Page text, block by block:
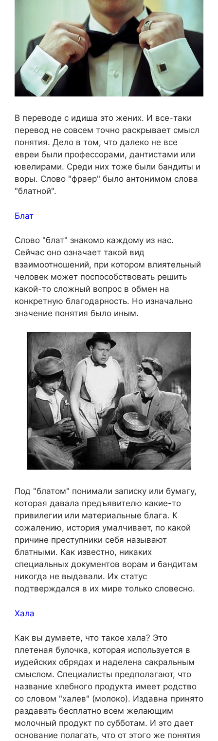
В переводе с идиша это жених. И все-таки
перевод не совсем точно раскрывает смысл
понятия. Дело в том, что далеко не все
евреи были профессорами, дантистами или
ювелирами. Среди них тоже были бандиты и
воры. Слово "фраер" было антонимом слова
"блатной".
Блат
Слово "блат" знакомо каждому из нас.
Сейчас оно означает такой вид
взаимоотношений, при котором влиятельный
человек может поспособствовать решить
какой-то сложный вопрос в обмен на
конкретную благодарность. Но изначально
значение понятия было иным.
Под "блатом" понимали записку или бумагу,
которая давала предъявителю какие-то
привилегии или материальные блага. К
сожалению, история умалчивает, по какой
причине преступники себя называют
блатными. Как известно, никаких
специальных документов ворам и бандитам
никогда не выдавали. Их статус
подтверждался в их мире только словесно.
Хала
Как вы думаете, что такое хала? Это
плетеная булочка, которая используется в
иудейских обрядах и наделена сакральным
смыслом. Специалисты предполагают, что
название хлебного продукта имеет родство
со словом "халев" (молоко). Издавна принято
раздавать бесплатно всем желающим
молочный продукт по субботам. И это дает
основание полагать, что от этого же понятия